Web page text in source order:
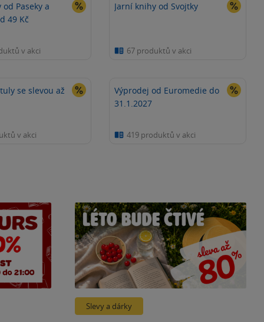
Paseky a
49 Kč
v akci
Jarní knihy od Svojtky
67 produktů v akci
se slevou až
v akci
Výprodej od Euromedie do
31.1.2027
419 produktů v akci
Slevy a dárky